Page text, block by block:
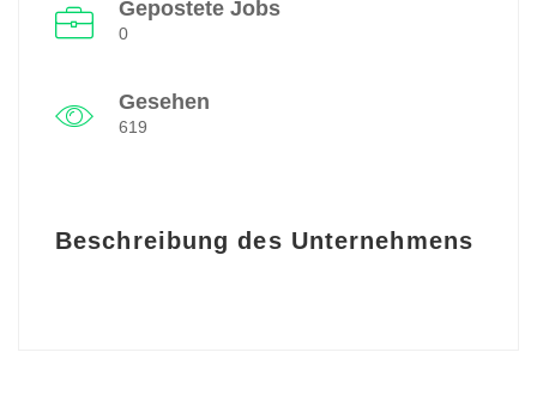
Gepostete Jobs
0
Gesehen
619
Beschreibung des Unternehmens